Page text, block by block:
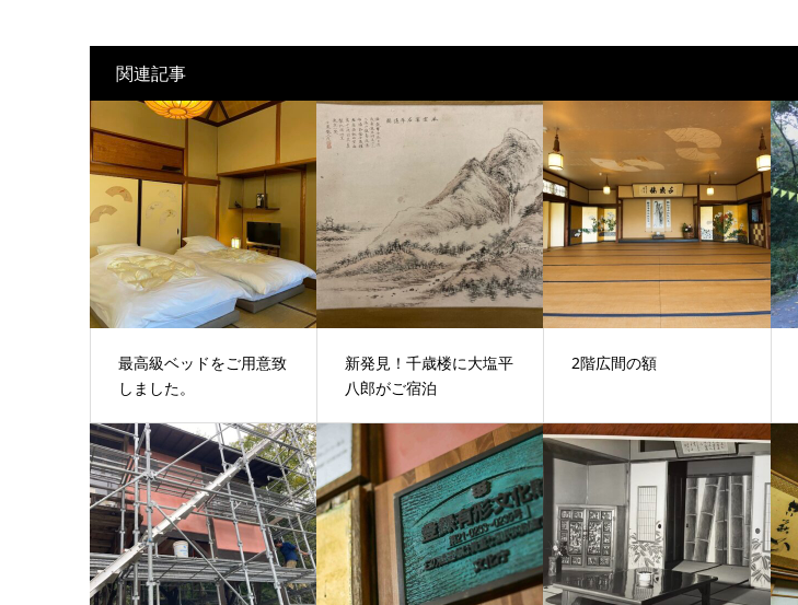
関連記事
最高級ベッドをご用意致
しました。
新発見！千歳楼に大塩平
八郎がご宿泊
2階広間の額